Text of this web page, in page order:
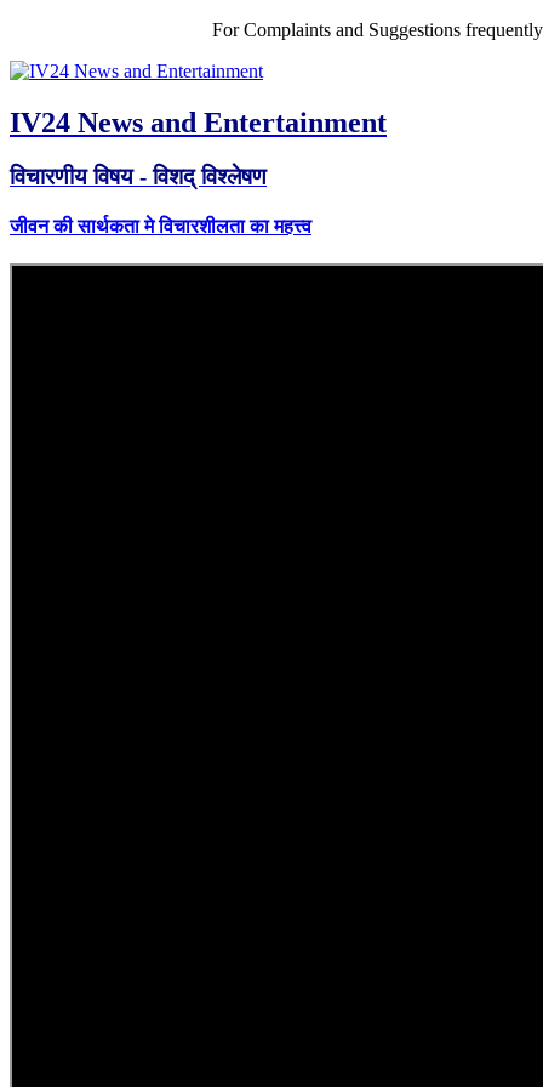
For Complaints and Suggestions
IV24 News and Entertainment
विचारणीय विषय - विशद् विश्लेषण
जीवन की सार्थकता मे विचारशीलता का महत्त्व